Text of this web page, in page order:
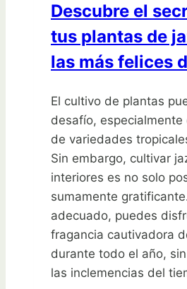
tu
jardín
un
verde
Descubre el
tus plantas de
las más felices
El cultivo de plantas
desafío,
de variedades
Sin embargo, cultivar
interiores es no solo
sumamente
adecuado, puedes
fragancia cautivadora
durante todo el año,
las inclemencias del